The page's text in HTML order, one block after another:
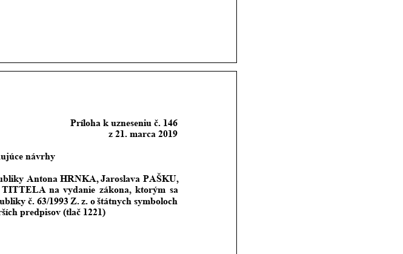
Príloha k uzneseniu č. 146
z 21. marca 2019
návrhy
Antona HRNKA, Jaroslava PAŠKU,
TITTELA na vydanie zákona, ktorým sa
č. 63/1993 Z.z. oštátnych symboloch
predpisov (tlač 1221)